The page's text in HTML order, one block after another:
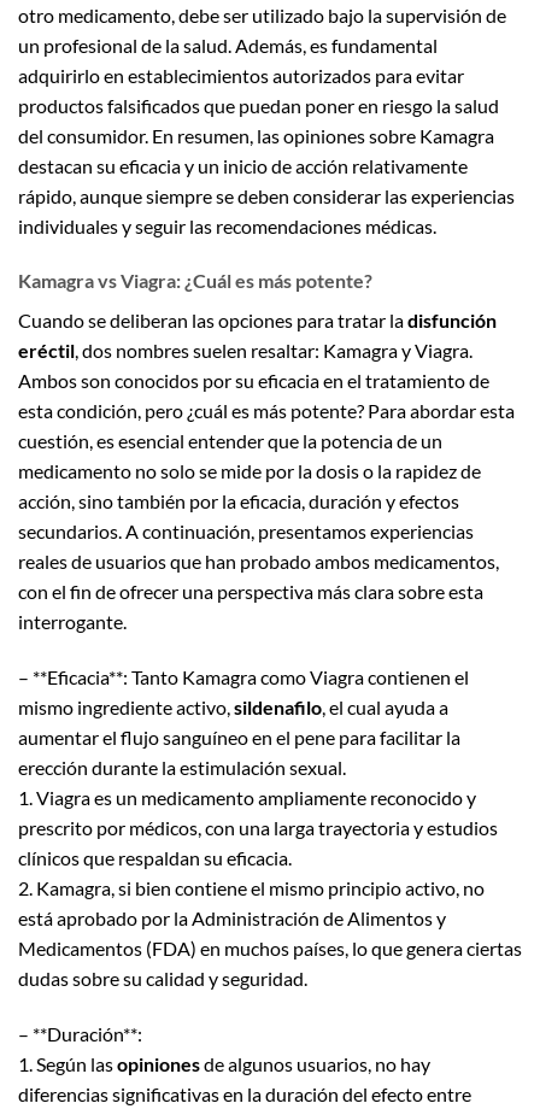
otro medicamento, debe ser utilizado bajo la supervisión de
un profesional de la salud. Además, es fundamental
adquirirlo en establecimientos autorizados para evitar
productos falsificados que puedan poner en riesgo la salud
del consumidor. En resumen, las opiniones sobre Kamagra
destacan su eficacia y un inicio de acción relativamente
rápido, aunque siempre se deben considerar las experiencias
individuales y seguir las recomendaciones médicas.
Kamagra vs Viagra: ¿Cuál es más potente?
Cuando se deliberan las opciones para tratar ladisfunción
eréctil, dos nombres suelen resaltar: Kamagra y Viagra.
Ambos son conocidos por su eficacia en el tratamiento de
esta condición, pero ¿cuál es más potente? Para abordar esta
cuestión, es esencial entender que la potencia de un
medicamento no solo se mide por la dosis o la rapidez de
acción, sino también por la eficacia, duración y efectos
secundarios. A continuación, presentamos experiencias
reales de usuarios que han probado ambos medicamentos,
con el fin de ofrecer una perspectiva más clara sobre esta
interrogante.
– **Eficacia**: Tanto Kamagra como Viagra contienen el
mismo ingrediente activo,sildenafilo, el cual ayuda a
aumentar el flujo sanguíneo en el pene para facilitar la
erección durante la estimulación sexual.
1. Viagra es un medicamento ampliamente reconocido y
prescrito por médicos, con una larga trayectoria y estudios
clínicos que respaldan su eficacia.
2. Kamagra, si bien contiene el mismo principio activo, no
está aprobado por la Administración de Alimentos y
Medicamentos (FDA) en muchos países, lo que genera ciertas
dudas sobre su calidad y seguridad.
– **Duración**:
1. Según lasopinionesde algunos usuarios, no hay
diferencias significativas en la duración del efecto entre